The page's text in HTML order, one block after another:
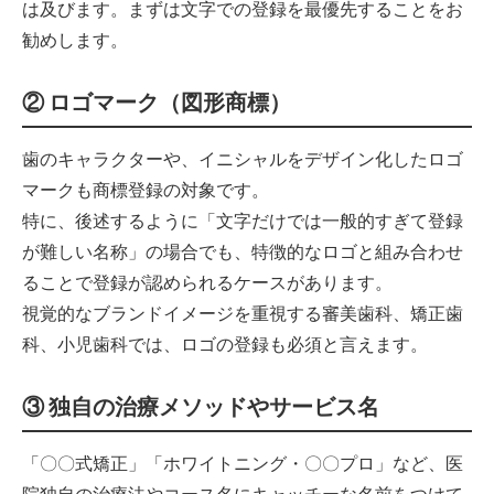
は及びます。まずは文字での登録を最優先することをお
勧めします。
② ロゴマーク（図形商標）
歯のキャラクターや、イニシャルをデザイン化したロゴ
マークも商標登録の対象です。
特に、後述するように「文字だけでは一般的すぎて登録
が難しい名称」の場合でも、特徴的なロゴと組み合わせ
ることで登録が認められるケースがあります。
視覚的なブランドイメージを重視する審美歯科、矯正歯
科、小児歯科では、ロゴの登録も必須と言えます。
③ 独自の治療メソッドやサービス名
「〇〇式矯正」「ホワイトニング・〇〇プロ」など、医